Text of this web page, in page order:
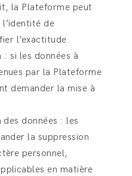
la Plateforme peut
l’identité de
l’exactitude.
si les données à
par la Plateforme
demander la mise à
des données : les
la suppression
personnel,
en matière